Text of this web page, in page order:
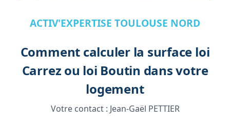
ACTIV'EXPERTISE TOULOUSE NORD
Comment calculer la surface loi
Carrez ou loi Boutin dans votre
logement
Votre contact : Jean-Gaël PETTIER